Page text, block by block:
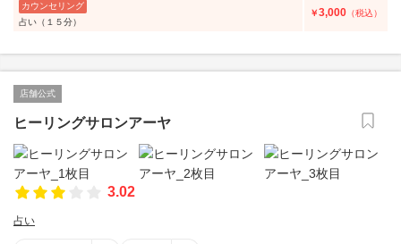
カウンセリング
占い（１５分）
￥3,000 （税込）
店舗公式
ヒーリングサロンアーヤ
3.02
占い